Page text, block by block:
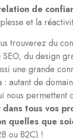
de
et la
trouverez du
du design
une grande
: autant de
nous permettent
dans tous vos
quelles que
ou B2C) !